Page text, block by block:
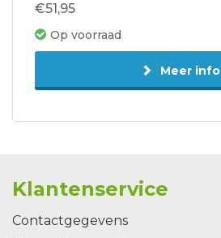
€51,95
Op voorraad
Meer info
Klantenservice
Contactgegevens